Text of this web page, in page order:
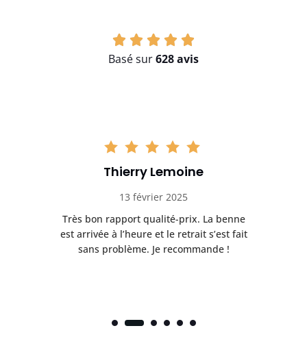
Basé sur628 avis
Thierry Lemoine
13 février 2025
Très bon rapport qualité-prix. La benne
est arrivée à l’heure et le retrait s’est fait
sans problème. Je recommande !